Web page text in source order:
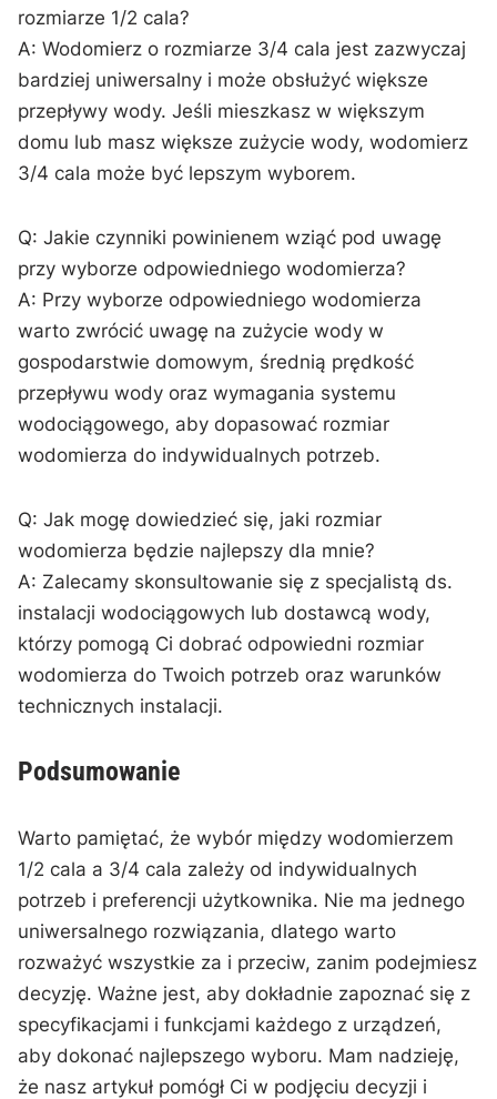
rozmiarze 1/2 cala?
A: Wodomierz o rozmiarze 3/4 ⁤cala jest⁢ zazwyczaj‌
bardziej uniwersalny i może obsłużyć większe⁣
przepływy wody. Jeśli mieszkasz w większym
domu lub masz⁣ większe zużycie wody, wodomierz
3/4 cala może być lepszym wyborem.
Q: Jakie czynniki powinienem wziąć pod uwagę
przy wyborze ⁤odpowiedniego wodomierza?
A: Przy wyborze odpowiedniego wodomierza
warto zwrócić uwagę na zużycie wody w
gospodarstwie domowym, średnią prędkość
przepływu wody oraz wymagania systemu
wodociągowego, aby dopasować rozmiar
wodomierza do indywidualnych potrzeb.
Q: Jak mogę ⁤dowiedzieć się, jaki rozmiar
wodomierza będzie najlepszy dla mnie?
A: Zalecamy skonsultowanie się z specjalistą ds.
instalacji wodociągowych lub dostawcą wody,
‍którzy pomogą Ci dobrać odpowiedni ⁤rozmiar
wodomierza do ⁤Twoich potrzeb oraz warunków
technicznych instalacji.
Podsumowanie
Warto pamiętać, że wybór między wodomierzem
1/2 cala a 3/4 cala zależy od indywidualnych
potrzeb i preferencji użytkownika. Nie ma jednego
uniwersalnego ​rozwiązania, dlatego warto
rozważyć wszystkie za i przeciw, zanim podejmiesz
decyzję. Ważne jest, ⁣aby dokładnie zapoznać się z
specyfikacjami i funkcjami każdego z urządzeń,
aby dokonać⁢ najlepszego ⁢wyboru. Mam nadzieję,
że nasz artykuł pomógł Ci w podjęciu decyzji i